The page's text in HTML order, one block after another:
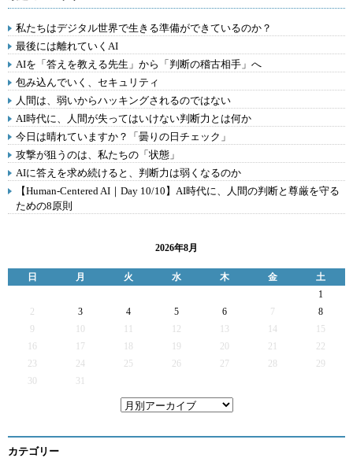
私たちはデジタル世界で生きる準備ができているのか？
最後には離れていくAI
AIを「答えを教える先生」から「判断の稽古相手」へ
包み込んでいく、セキュリティ
人間は、弱いからハッキングされるのではない
AI時代に、人間が失ってはいけない判断力とは何か
今日は晴れていますか？「曇りの日チェック」
攻撃が狙うのは、私たちの「状態」
AIに答えを求め続けると、判断力は弱くなるのか
【Human-Centered AI｜Day 10/10】AI時代に、人間の判断と尊厳を守る
ための8原則
2026年8月
日 月 火 水 木 金
土
1
2
3 4 5 6 7
8
9
12 13 14
15
16
17 19 20 21
22
23
24 25 26 27 28
29
30
31
カテゴリー